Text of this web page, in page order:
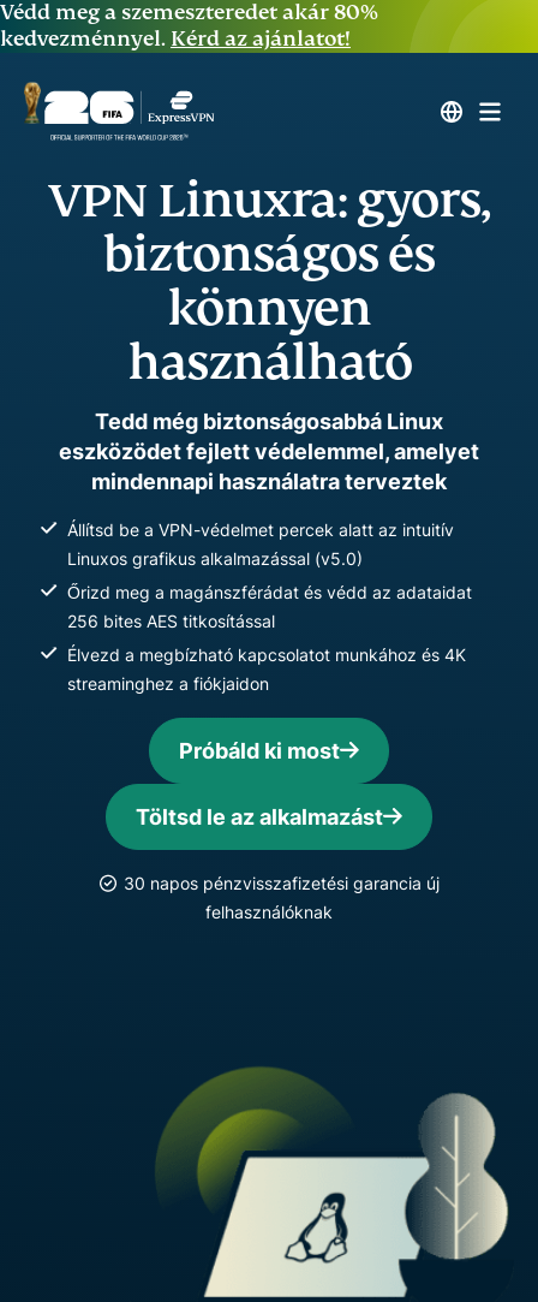
Védd meg a szemeszteredet akár 80%
kedvezménnyel. Kérd az ajánlatot!
VPN Linuxra: gyors,
biztonságos és
könnyen
használható
Tedd még biztonságosabbá Linux
eszközödet fejlett védelemmel, amelyet
mindennapi használatra terveztek
Állítsd be a VPN-védelmet percek alatt az intuitív
Linuxos grafikus alkalmazással (v5.0)
Őrizd meg a magánszférádat és védd az adataidat
256 bites AES titkosítással
Élvezd a megbízható kapcsolatot munkához és 4K
streaminghez a fiókjaidon
Próbáld ki most
Töltsd le az alkalmazást
30 napos pénzvisszafizetési garancia új
felhasználóknak